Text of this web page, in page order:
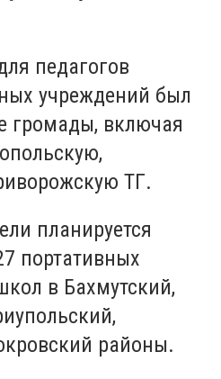
педагогов
учреждений был
громады, включая
ТГ.
планируется
портативных
в Бахмутский,
районы.